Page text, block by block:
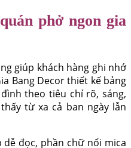
phở ngon gia
giúp khách hàng ghi nhớ
Bang Decor thiết kế bảng
theo tiêu chí rõ, sáng,
từ xa cả ban ngày lẫn
đọc, phần chữ nổi mica